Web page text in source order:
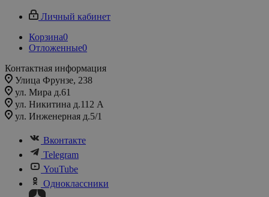
Личный кабинет
Корзина0
Отложенные0
Контактная информация
Улица Фрунзе, 238​
ул. Мира д.61
ул. Никитина д.112 А
ул. Инженерная д.5/1
Вконтакте
Telegram
YouTube
Одноклассники